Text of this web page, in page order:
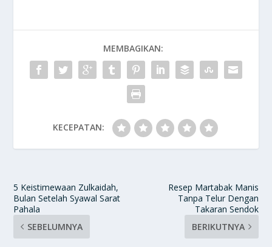
MEMBAGIKAN:
KECEPATAN:
5 Keistimewaan Zulkaidah,
Bulan Setelah Syawal Sarat
Pahala
SEBELUMNYA
Resep Martabak Manis
Tanpa Telur Dengan
Takaran Sendok
BERIKUTNYA